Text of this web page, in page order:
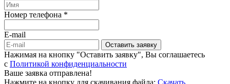
Номер телефона *
E-mail
Оставить заявку
Нажимая на кнопку "Оставить заявку", Вы соглашаетесь
c Политикой конфиденциальности
Ваше заявка отправлена!
Нажмите на кнопку для скачивания файла: Скачать